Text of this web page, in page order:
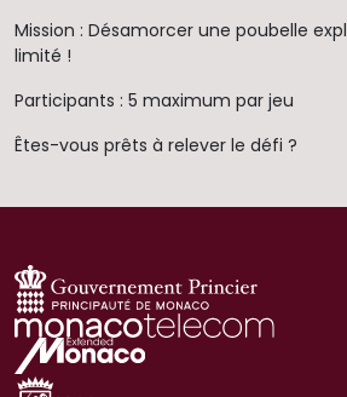
Mission : Désamorcer une poubelle
limité !
Participants : 5 maximum par jeu
Êtes-vous prêts à relever le défi ?